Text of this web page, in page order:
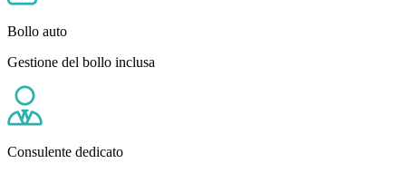
Bollo auto
Gestione del bollo inclusa
Consulente dedicato